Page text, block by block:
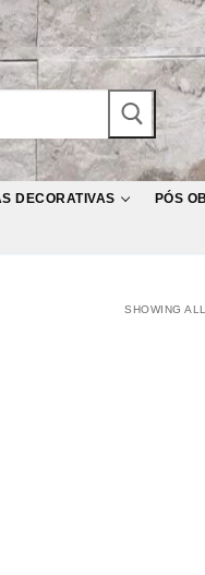
DECORATIVAS PÓS
SHOWING